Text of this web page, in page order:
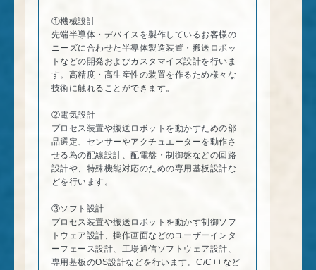
①機械設計
先端半導体・デバイスを製作しているお客様の
ニーズに合わせた半導体製造装置・搬送ロボッ
トなどの開発およびカスタマイズ設計を行いま
す。高精度・高生産性の装置を作るため様々な
技術に触れることができます。
②電気設計
プロセス装置や搬送ロボットを動かすための部
品選定、センサーやアクチュエーターを動作さ
せる為の配線設計、配電盤・制御盤などの回路
設計や、特殊機能対応のための専用基板設計な
どを行います。
③ソフト設計
プロセス装置や搬送ロボットを動かす制御ソフ
トウェア設計、操作画面などのユーザーインタ
ーフェース設計、工場通信ソフトウェア設計、
専用基板のOS設計などを行います。C/C++など